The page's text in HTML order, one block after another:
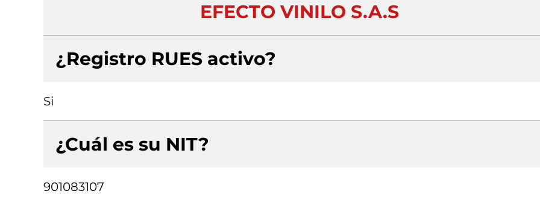
EFECTO VINILO S.A.S
¿Registro RUES activo?
Si
¿Cuál es su NIT?
901083107